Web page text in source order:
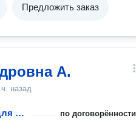
Предложить заказ
А.
назад
Крепление кронштейнов для радиатора по договорённости